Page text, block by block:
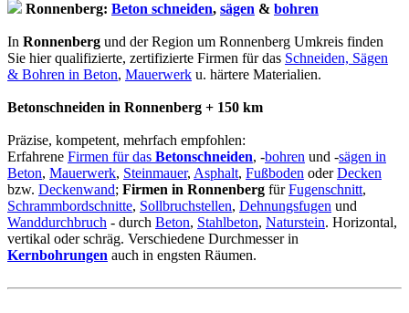
Ronnenberg: Beton schneiden, sägen & bohren
In Ronnenberg und der Region um Ronnenberg Umkreis finden
Sie hier qualifizierte, zertifizierte Firmen für das Schneiden, Sägen
& Bohren in Beton, Mauerwerk u. härtere Materialien.
Betonschneiden in Ronnenberg + 150 km
Präzise, kompetent, mehrfach empfohlen:
Erfahrene Firmen für das Betonschneiden, -bohren und -sägen in
Beton, Mauerwerk, Steinmauer, Asphalt, Fußboden oderDecken
bzw. Deckenwand; Firmen in Ronnenberg fürFugenschnitt,
Schrammbordschnitte, Sollbruchstellen, Dehnungsfugen und
Wanddurchbruch - durch Beton, Stahlbeton, Naturstein. Horizontal,
vertikal oder schräg. Verschiedene Durchmesser in
Kernbohrungen auch in engsten Räumen.